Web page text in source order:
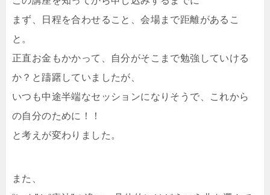
まず、日程を合わせること、会場まで距離があるこ
と。
正直お金もかかって、自分がそこまで勉強していける
か？と躊躇していましたが、
いつも中途半端なセッションになりそうで、これから
の自分のために！！
と考えが変わりました。
また、